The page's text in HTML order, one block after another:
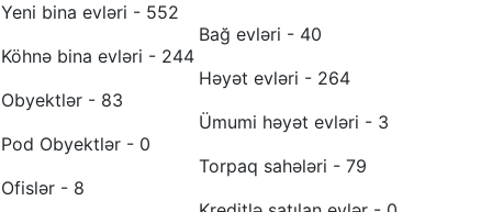
Yeni bina evləri - 552
Köhnə bina evləri - 244
Obyektlər - 83
Pod Obyektlər - 0
Ofislər - 8
Bağ evləri - 40
Həyət evləri - 264
Ümumi həyət evləri - 3
Torpaq sahələri - 79